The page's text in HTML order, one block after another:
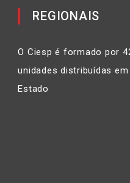
REGIONAIS
O Ciesp é formado por
unidades distribuídas
Estado